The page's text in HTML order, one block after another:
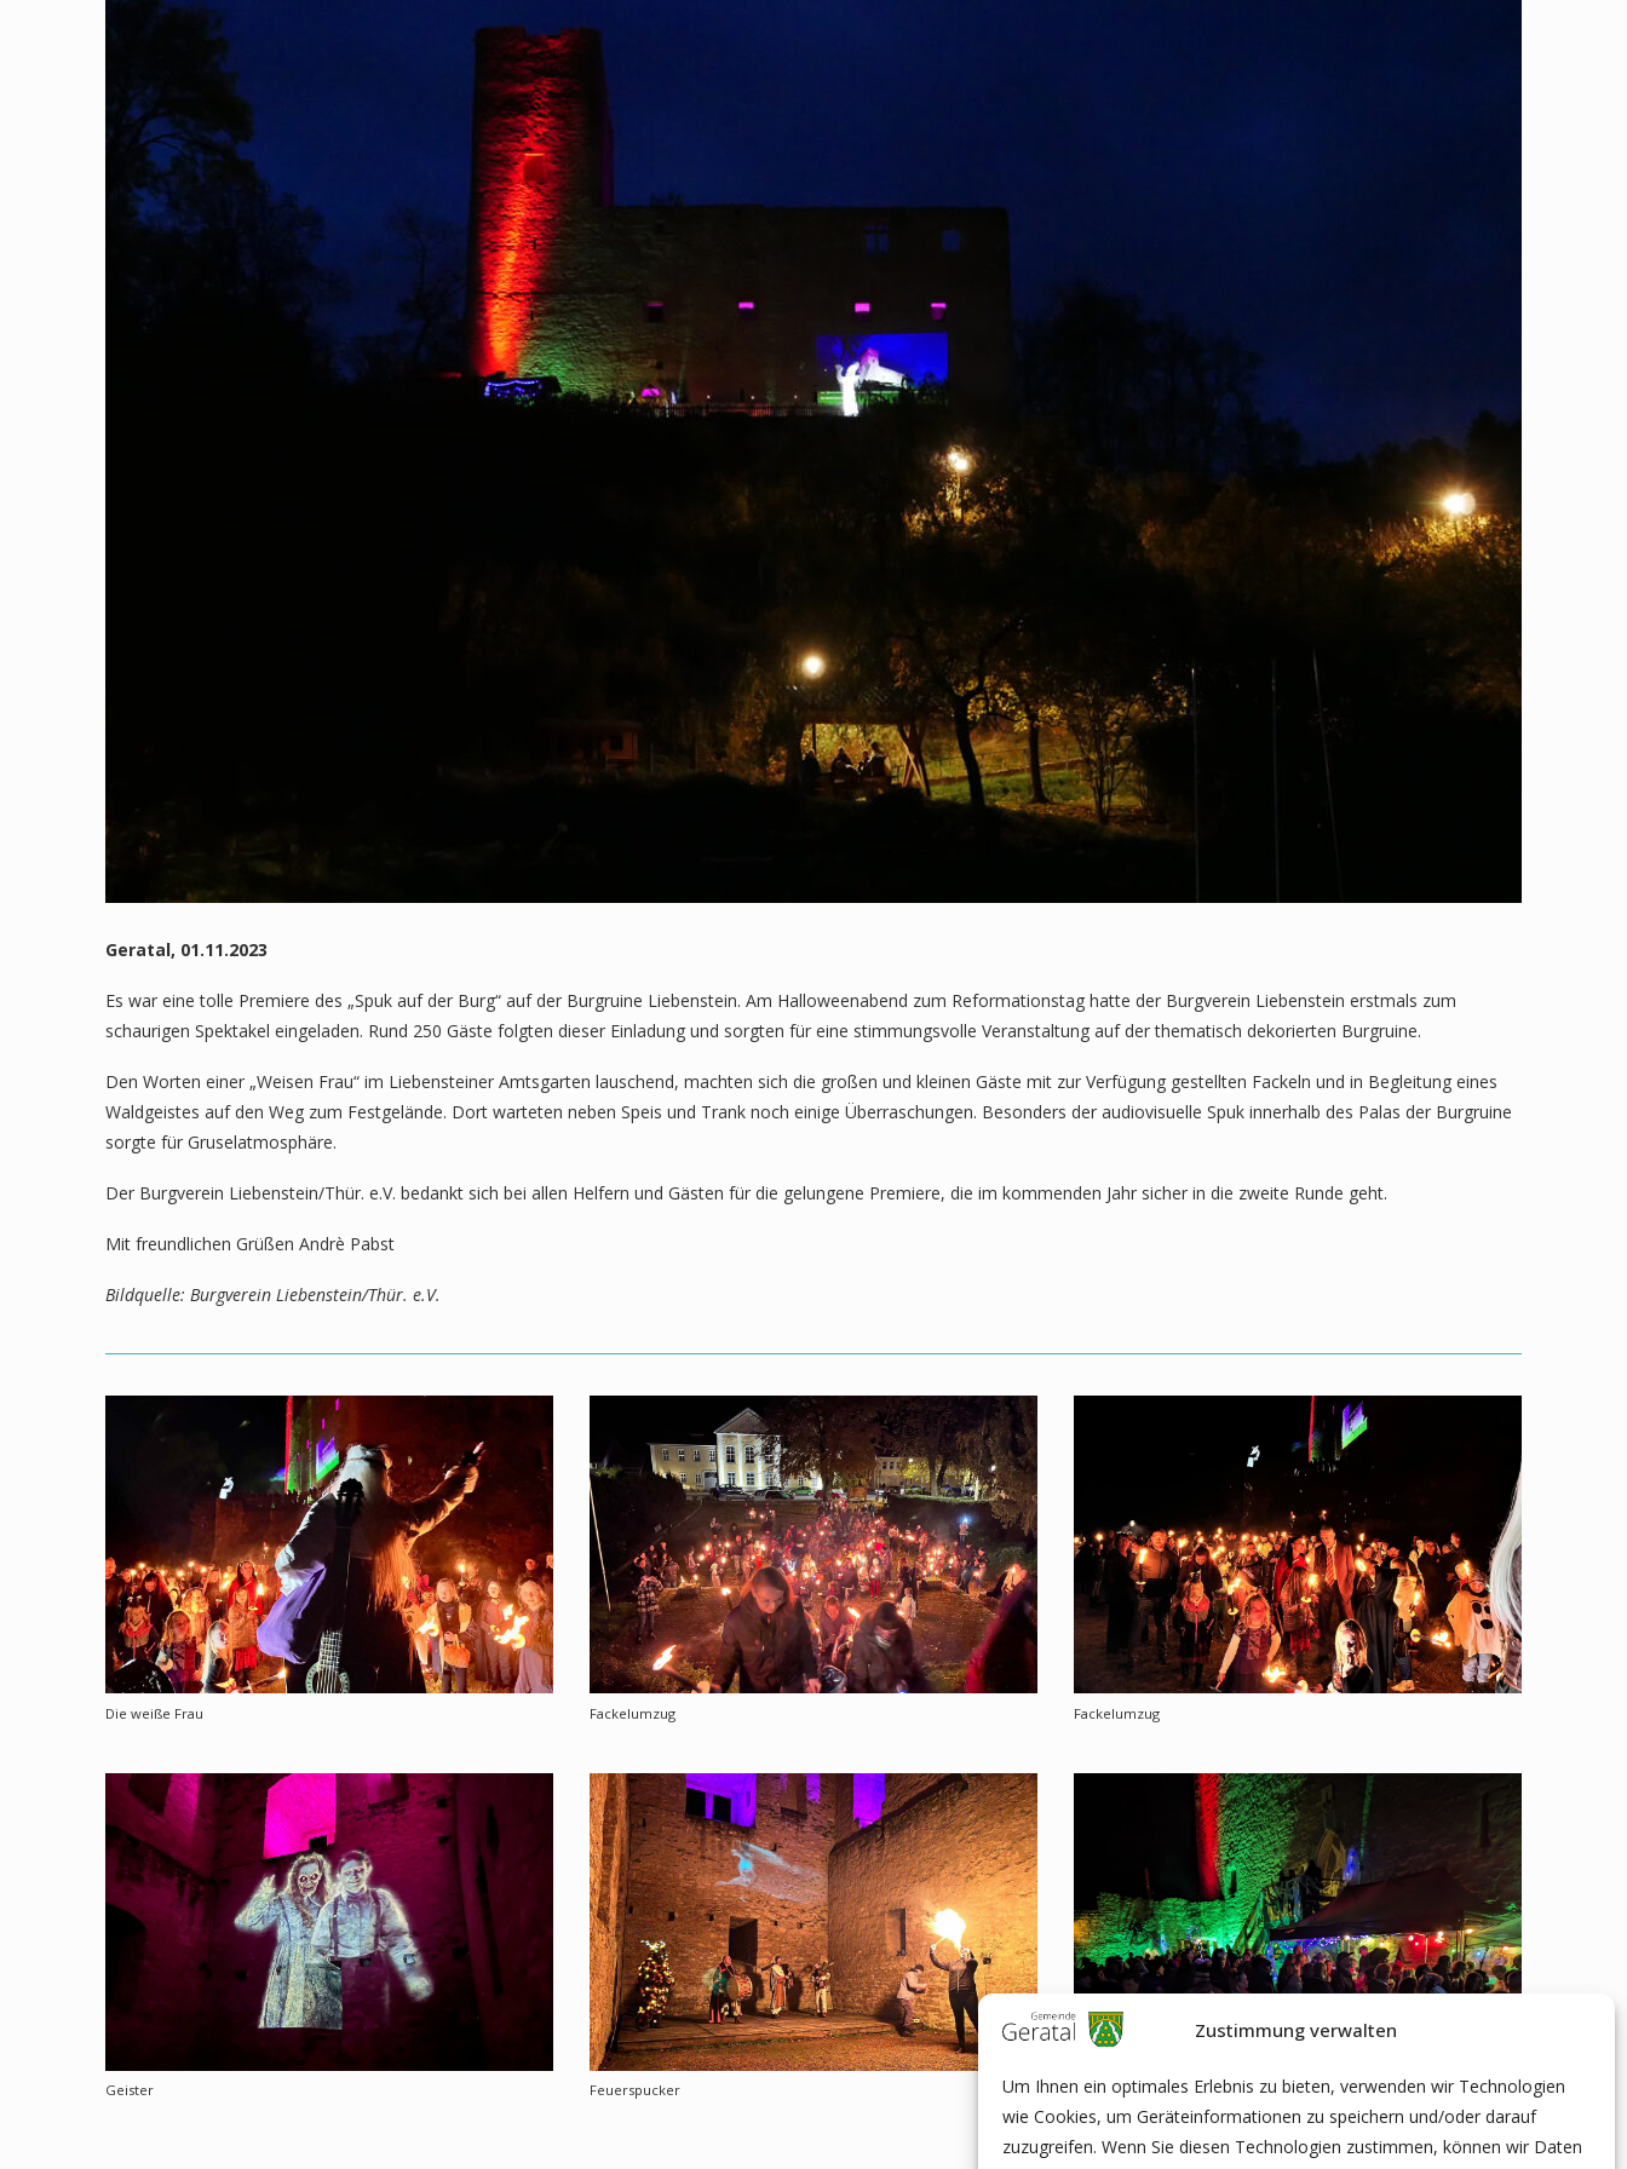
Zustimmung verwalten
Um Ihnen ein optimales Erlebnis zu bieten, verwenden wir Technologien
wie Cookies, um Geräteinformationen zu speichern und/oder darauf
zuzugreifen. Wenn Sie diesen Technologien zustimmen, können wir Daten
Geratal, 01.11.2023
Es war eine tolle Premiere des „Spuk auf der Burg“ auf der Burgruine Liebenstein. Am Halloweenabend zum Reformationstag hatte der Burgverein Liebenstein erstmals zum
schaurigen Spektakel eingeladen. Rund 250 Gäste folgten dieser Einladung und sorgten für eine stimmungsvolle Veranstaltung auf der thematisch dekorierten Burgruine.
Den Worten einer „Weisen Frau“ im Liebensteiner Amtsgarten lauschend, machten sich die großen und kleinen Gäste mit zur Verfügung gestellten Fackeln und in Begleitung eines
Waldgeistes auf den Weg zum Festgelände. Dort warteten neben Speis und Trank noch einige Überraschungen. Besonders der audiovisuelle Spuk innerhalb des Palas der Burgruine
sorgte für Gruselatmosphäre.
Der Burgverein Liebenstein/Thür. e.V. bedankt sich bei allen Helfern und Gästen für die gelungene Premiere, die im kommenden Jahr sicher in die zweite Runde geht.
Mit freundlichen Grüßen Andrè Pabst
Bildquelle: Burgverein Liebenstein/Thür. e.V.
Die weiße Frau Fackelumzug Fackelumzug
Geister Feuerspucker Burgruine Liebenstein